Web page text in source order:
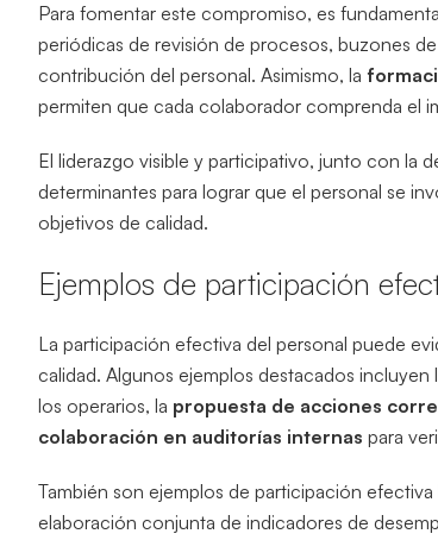
Para fomentar este compromiso, es
periódicas de revisión de procesos, buzones
contribución del personal. Asimismo, la
permiten que cada colaborador comprenda el
El liderazgo visible y participativo, junto con la
determinantes para lograr que el personal se
objetivos de calidad.
Ejemplos de participación
La participación efectiva del personal puede
calidad. Algunos ejemplos destacados incluyen
los operarios, la propuesta de acciones
colaboración en auditorías internas para
También son ejemplos de participación efectiva
elaboración conjunta de indicadores de